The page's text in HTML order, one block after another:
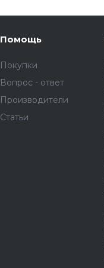
Помощь
Покупки
Вопрос - ответ
Производители
Статьи